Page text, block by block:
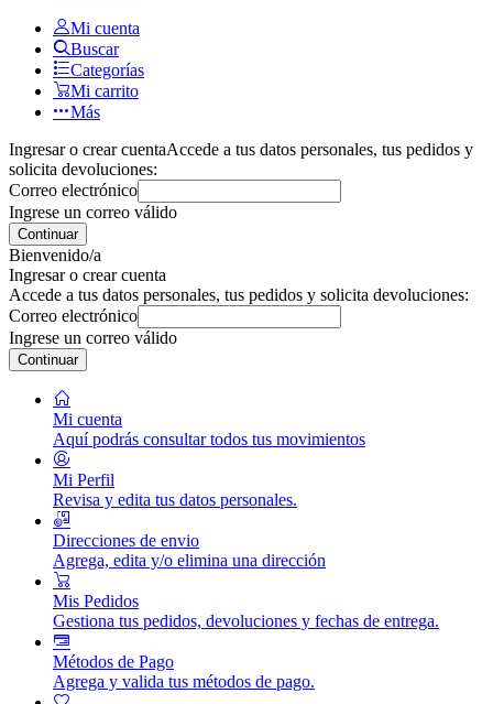
Mi cuenta
Buscar
Categorías
Mi carrito
Más
Ingresar o crear cuentaAccede a tus datos personales, tus pedidos y
solicita devoluciones:
Correo electrónico
Ingrese un correo válido
Continuar
Bienvenido/a
Ingresar o crear cuenta
Accede a tus datos personales, tus pedidos y solicita devoluciones:
Correo electrónico
Ingrese un correo válido
Continuar
Mi cuenta
Aquí podrás consultar todos tus movimientos
Mi Perfil
Revisa y edita tus datos personales.
Direcciones de envio
Agrega, edita y/o elimina una dirección
Mis Pedidos
Gestiona tus pedidos, devoluciones y fechas de entrega.
Métodos de Pago
Agrega y valida tus métodos de pago.